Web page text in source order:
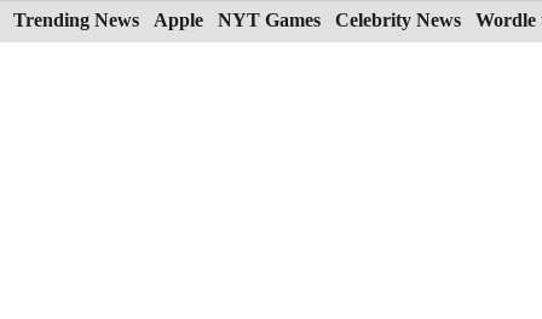
Skip
to
Trending News Apple NYT Games Celebrity News Wordle